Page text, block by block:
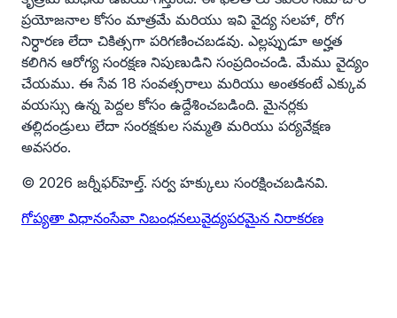
ప్రయోజనాల కోసం మాత్రమే మరియు ఇవి వైద్య సలహా, రోగ
నిర్ధారణ లేదా చికిత్సగా పరిగణించబడవు. ఎల్లప్పుడూ అర్హత
కలిగిన ఆరోగ్య సంరక్షణ నిపుణుడిని సంప్రదించండి. మేము వైద్యం
చేయము. ఈ సేవ 18 సంవత్సరాలు మరియు అంతకంటే ఎక్కువ
వయస్సు ఉన్న పెద్దల కోసం ఉద్దేశించబడింది. మైనర్లకు
తల్లిదండ్రులు లేదా సంరక్షకుల సమ్మతి మరియు పర్యవేక్షణ
అవసరం.
© 2026 జర్నీఫర్‌హెల్త్. సర్వ హక్కులు సంరక్షించబడినవి.
గోప్యతా విధానంసేవా నిబంధనలువైద్యపరమైన నిరాకరణ